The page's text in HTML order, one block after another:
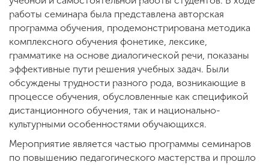
работы семинара была представлена авторская
программа обучения, продемонстрирована методика
комплексного обучения фонетике, лексике,
грамматике на основе диалогической речи, показаны
эффективные пути решения учебных задач. Были
обсуждены трудности разного рода, возникающие в
процессе обучения, обусловленные как спецификой
дистанционного обучения, так и национально-
культурными особенностями обучающихся.
Мероприятие является частью программы семинаров
по повышению педагогического мастерства и прошло